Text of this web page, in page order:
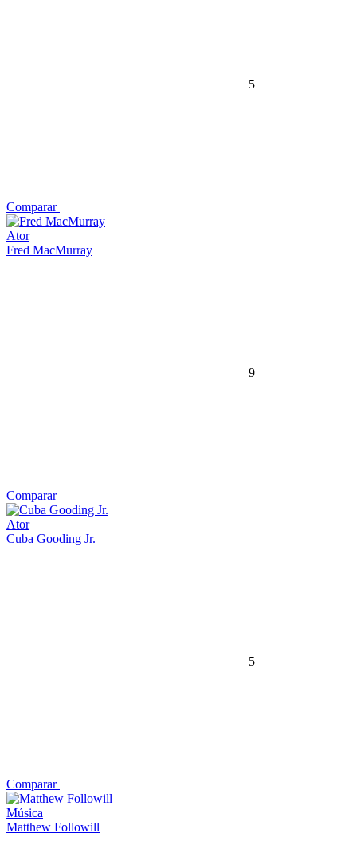
5
Comparar
Ator
Fred MacMurray
9
Comparar
Ator
Cuba Gooding Jr.
5
Comparar
Música
Matthew Followill